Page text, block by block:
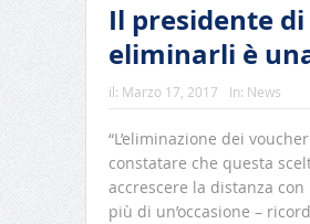
Il presidente
eliminarli è
il: Marzo 17, 2017 In: News
“L’eliminazione dei
constatare che questa
accrescere la distanza con
più di un’occasione –